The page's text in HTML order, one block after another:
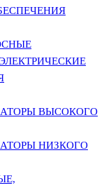
ВЫСОКОГО
НИЗКОГО